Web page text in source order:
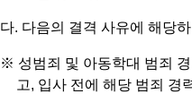
다. 다음의 결격 사유에 해당
※ 성범죄 및 아동학대 범죄
고, 입사 전에 해당 범죄 경